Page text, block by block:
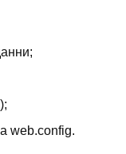
web.config.